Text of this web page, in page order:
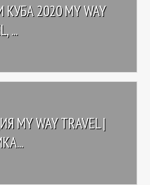
2020 MY WAY
...
MY WAY TRAVEL |